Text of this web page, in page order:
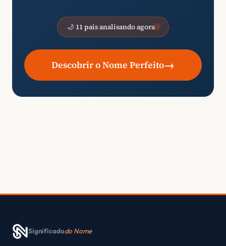
🌙 11 pais analisando agora
Descobrir o Nome Perfeito→
Significadodo Nome